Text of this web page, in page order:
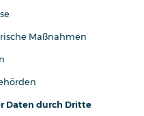
Maßnahmen
Daten durch Dritte